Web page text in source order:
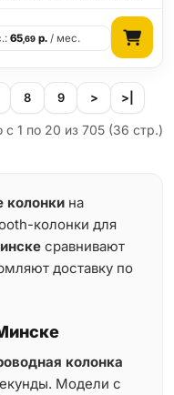
65,69 р. / мес.
8 9 > >|
с 1 по 20 из 705 (36 стр.)
колонки на
колонки для
сравнивают
доставку по
колонка
Модели с